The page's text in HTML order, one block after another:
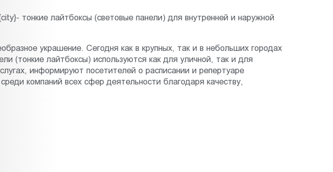
тонкие лайтбоксы (световые панели) для внутренней и наружной
украшение. Сегодня как в крупных, так и в небольших городах
(тонкие лайтбоксы) используются как для уличной, так и для
информируют посетителей о расписании и репертуаре
компаний всех сфер деятельности благодаря качеству,